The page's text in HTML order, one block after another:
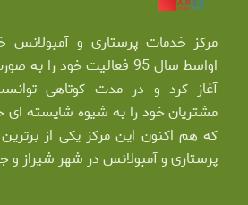
مرکز خدمات پرستاری و آمبولانس
اواسط سال 95 فعالیت خود
آغاز کرد و در مدت کوتاهی
مشتریان خود را به شیوه شایسته ای
که هم اکنون این مرکز یکی از
پرستاری و آمبولانس در شهر شیراز